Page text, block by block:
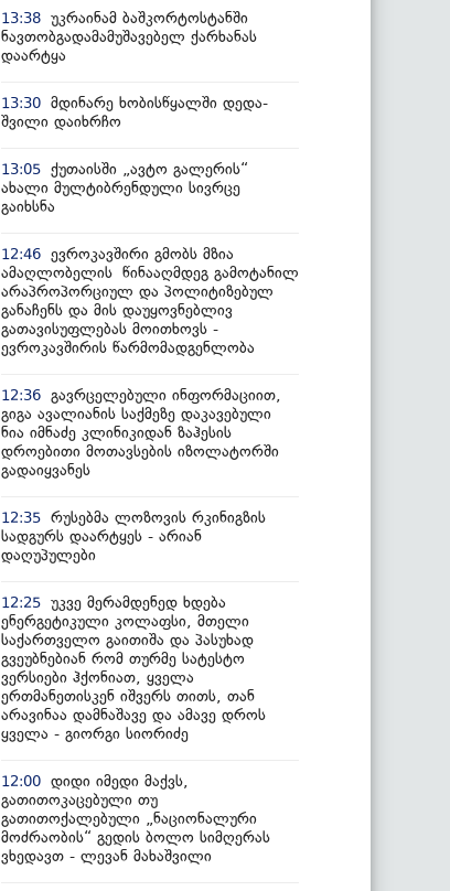
13:38 უკრაინამ ბაშკორტოსტანში
ნავთობგადამამუშავებელ ქარხანას
დაარტყა
13:30 მდინარე ხობისწყალში დედა-
შვილი დაიხრჩო
13:05 ქუთაისში „ავტო გალერის“
ახალი მულტიბრენდული სივრცე
გაიხსნა
12:46 ევროკავშირი გმობს მზია
ამაღლობელის წინააღმდეგ გამოტანილ
არაპროპორციულ და პოლიტიზებულ
განაჩენს და მის დაუყოვნებლივ
გათავისუფლებას მოითხოვს -
ევროკავშირის წარმომადგენლობა
12:36 გავრცელებული ინფორმაციით,
გიგა ავალიანის საქმეზე დაკავებული
ნია იმნაძე კლინიკიდან ზაჰესის
დროებითი მოთავსების იზოლატორში
გადაიყვანეს
12:35 რუსებმა ლოზოვის რკინიგზის
სადგურს დაარტყეს - არიან
დაღუპულები
12:25 უკვე მერამდენედ ხდება
ენერგეტიკული კოლაფსი, მთელი
საქართველო გაითიშა და პასუხად
გვეუბნებიან რომ თურმე სატესტო
ვერსიები ჰქონიათ, ყველა
ერთმანეთისკენ იშვერს თითს, თან
არავინაა დამნაშავე და ამავე დროს
ყველა - გიორგი სიორიძე
12:00 დიდი იმედი მაქვს,
გათითოკაცებული თუ
გათითოქალებული „ნაციონალური
მოძრაობის“ გედის ბოლო სიმღერას
ვხედავთ - ლევან მახაშვილი